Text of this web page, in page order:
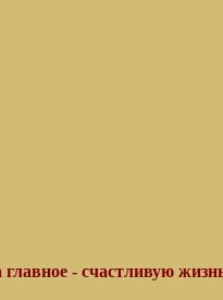
- счастливую